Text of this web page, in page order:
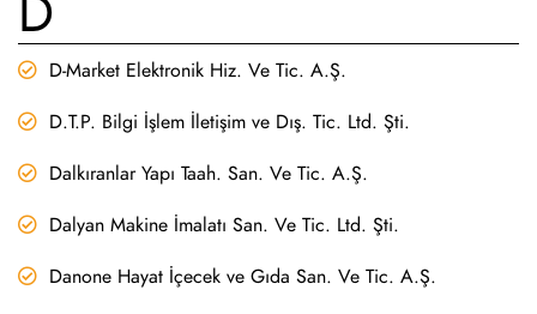
D-Market Elektronik Hiz. Ve Tic. A.Ş.
D.T.P. Bilgi İşlem İletişim ve Dış. Tic. Ltd. Şti.
Dalkıranlar Yapı Taah. San. Ve Tic. A.Ş.
Dalyan Makine İmalatı San. Ve Tic. Ltd. Şti.
Danone Hayat İçecek ve Gıda San. Ve Tic. A.Ş.